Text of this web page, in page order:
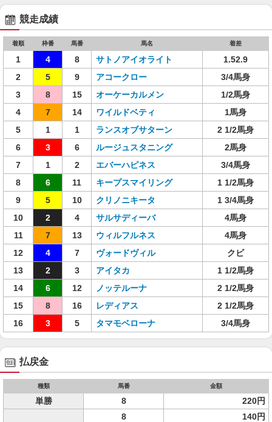
競走成績
着順 枠番 馬番 馬名 着差
1 4 8 サトノアイオライト
1.52.9
2
5 9 アコークロー
3/4馬身
3
8 15 オーケーカルメン
1/2馬身
4
7 14 ワイルドベティ
1馬身
5
1 1 ランスオブサターン
2 1/2馬身
6
3 6 ルージュスタニング
2馬身
7
1 2 エバーハピネス
3/4馬身
8
6 11 キープスマイリング
1 1/2馬身
9
5 10 クリノニキータ
1 3/4馬身
10
2 4 サルサディーバ
4馬身
11
7 13 ウィルフルネス
4馬身
12
4 7 ヴォードヴィル
クビ
13
2 3 アイタカ
1 1/2馬身
14
6 12 ノッテルーナ
2 1/2馬身
15
8 16 レディアス
2 1/2馬身
16
3 5 タマモベローナ 3/4馬身
払戻金
種類 馬番 金額
単勝 8 220円
8
140円